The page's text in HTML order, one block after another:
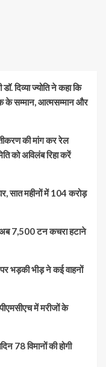
दिव्या ज्योति ने कहा कि
के सम्मान, आत्मसम्मान और
की मांग कर रेल
को अविलंब रिहा करें
सात महीनों में 104 करोड़
अब 7,500 टन कचरा हटाने
भड़की भीड़ ने कई वाहनों
में मरीजों के
78 विमानों की होगी